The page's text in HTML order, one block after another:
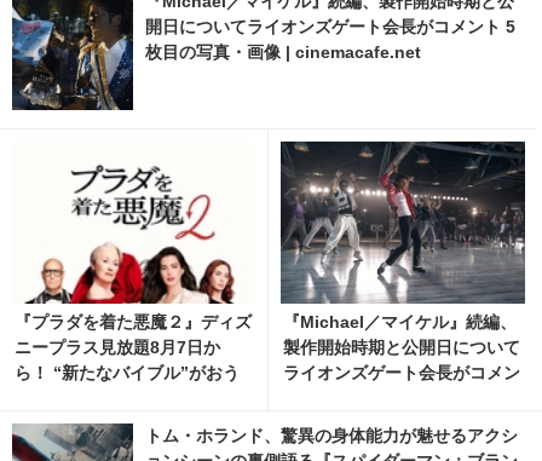
開日についてライオンズゲート会長がコメント 5
枚目の写真・画像 | cinemacafe.net
『プラダを着た悪魔２』ディズ
ニープラス見放題8月7日か
ら！ “新たなバイブル”がおう
『Michael／マイケル』続編、
製作開始時期と公開日について
ライオンズゲート会長がコメン
acafe.net
トム・ホランド、驚異の身体能力が魅せるアクシ